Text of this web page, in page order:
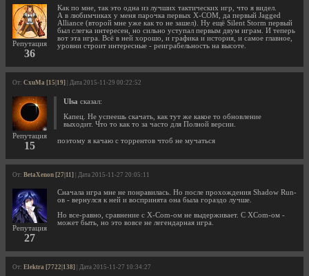
Репутация
36
Как по мне, так это одна из лучших тактических игр, что я видел.
А в любимчиках у меня парочка первых X-COM, да первый Jagged
Alliance (второй мне уже как то не зашел). Ну ещё Silent Storm первый
был слегка интересен, но сильно уступал первым двум играм. И теперь
вот эта игра. Всё в ней хорошо, и графика и история, и самое главное,
уровни строит интересные - реиграбельность на высоте.
От: CxuMa [15|19] | Дата 2015-11-29 00:22:52
Репутация
15
Ulsa сказал:
Капец. Не успеешь скачать, как тут же какое то обновление
выходит. Что то как то за часто для Полной версии.
поэтому я качаю с торрентов чтоб не мучаться
От: BetaXenon [27|11] | Дата 2015-11-27 20:05:11
Репутация
27
Сначала игра мне не понравилась. Но после прохождения Shadow Run-
ов - вернулся к ней и воспринята она была гораздо лучше.
Но все-равно, сравнение с X-Com-ом не выдерживает. С XCom-ом -
может быть, но это вовсе не легендарная игра.
От: Elektra [7722|138] | Дата 2015-11-27 10:34:27